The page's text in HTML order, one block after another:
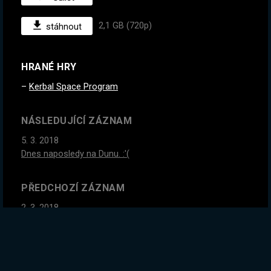
stáhnout 2,1 GB (720p)
HRANÉ HRY
Kerbal Space Program
NÁSLEDUJÍCÍ ZÁZNAM
5. 3. 2018
Dnes naposledy na Dunu. :'(
PŘEDCHOZÍ ZÁZNAM
2. 3. 2018